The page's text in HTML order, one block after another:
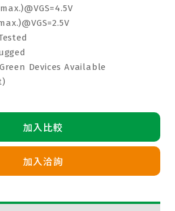
Devices Available
加入比較
加入洽詢